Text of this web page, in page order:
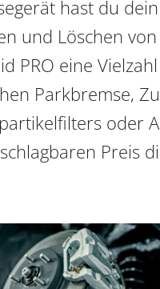
hast du
und Löschen
PRO eine
Parkbremse,
oder
Preis